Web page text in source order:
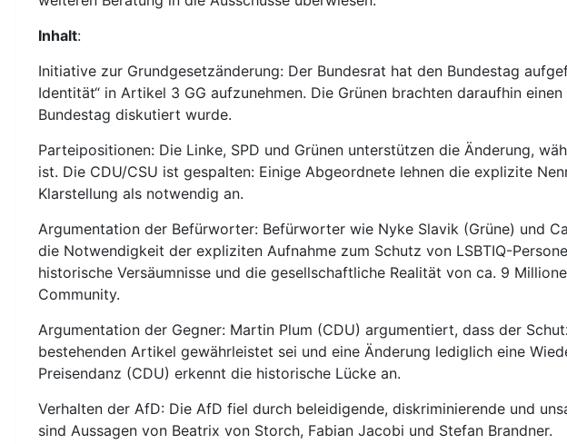
Inhalt:
Initiative zur Grundgesetzänderung: Der Bundesrat hat den Bundestag
Identität“ in Artikel 3 GG aufzunehmen. Die Grünen brachten daraufhin
Bundestag diskutiert wurde.
Parteipositionen: Die Linke, SPD und Grünen unterstützen die Änderung,
ist. Die CDU/CSU ist gespalten: Einige Abgeordnete lehnen die explizite
Klarstellung als notwendig an.
Argumentation der Befürworter: Befürworter wie Nyke Slavik (Grüne) und
die Notwendigkeit der expliziten Aufnahme zum Schutz von LSBTIQ-
historische Versäumnisse und die gesellschaftliche Realität von ca. 9
Community.
Argumentation der Gegner: Martin Plum (CDU) argumentiert, dass der
bestehenden Artikel gewährleistet sei und eine Änderung lediglich eine
Preisendanz (CDU) erkennt die historische Lücke an.
Verhalten der AfD: Die AfD fiel durch beleidigende, diskriminierende und
sind Aussagen von Beatrix von Storch, Fabian Jacobi und Stefan Brandner.